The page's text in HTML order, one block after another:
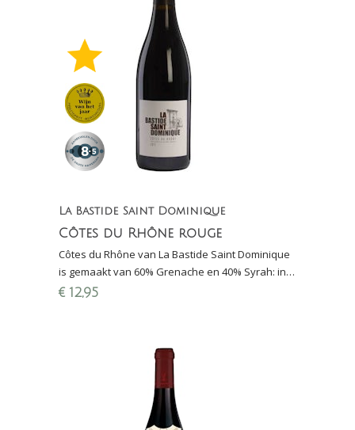
La Bastide Saint Dominique
Côtes du Rhône rouge
Côtes du Rhône van La Bastide Saint Dominique
is gemaakt van 60% Grenache en 40% Syrah: in
2016 beste rode huiswijn van Den Haag
€ 12,95